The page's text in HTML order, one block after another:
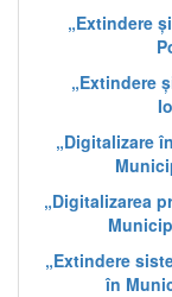
„Extindere
„Extindere
„Digitalizare
„Digitalizarea
„Extindere
în